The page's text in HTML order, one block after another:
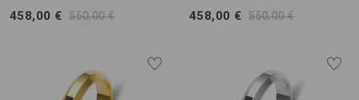
458,00 € 550,00 €
458,00 € 550,00 €